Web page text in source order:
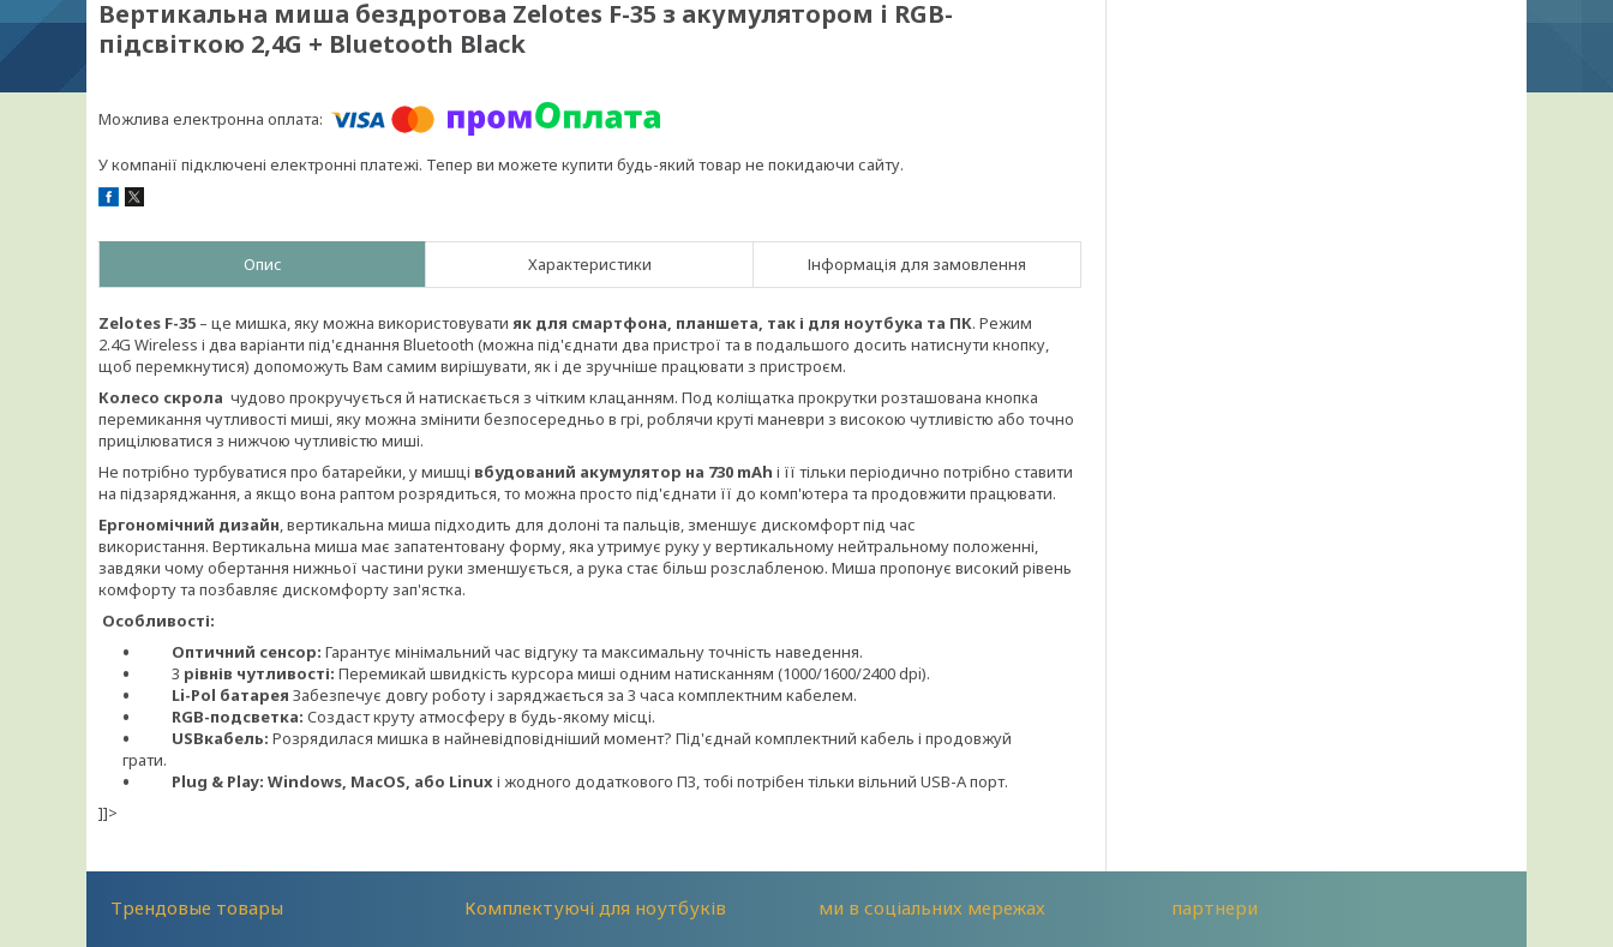
Вертикальна миша бездротова Zelotes F-35 з акумулятором і RGB-
підсвіткою 2,4G + Bluetooth Black
У компанії підключені електронні платежі. Тепер ви можете купити будь-який товар не покидаючи сайту.
Опис Характеристики Інформація для замовлення
Zelotes F-35 – це мишка, яку можна використовувати як для смартфона, планшета, так і для ноутбука та ПК. Режим
2.4G Wireless і два варіанти під'єднання Bluetooth (можна під'єднати два пристрої та в подальшого досить натиснути кнопку,
щоб перемкнутися) допоможуть Вам самим вирішувати, як і де зручніше працювати з пристроєм.
Колесо скрола чудово прокручується й натискається з чітким клацанням. Под коліщатка прокрутки розташована кнопка
перемикання чутливості миші, яку можна змінити безпосередньо в грі, роблячи круті маневри з високою чутливістю або точно
прицілюватися з нижчою чутливістю миші.
Не потрібно турбуватися про батарейки, у мишці вбудований акумулятор на 730 mAh і її тільки періодично потрібно ставити
на підзаряджання, а якщо вона раптом розрядиться, то можна просто під'єднати її до комп'ютера та продовжити працювати.
Ергономічний дизайн, вертикальна миша підходить для долоні та пальців, зменшує дискомфорт під час
використання. Вертикальна миша має запатентовану форму, яка утримує руку у вертикальному нейтральному положенні,
завдяки чому обертання нижньої частини руки зменшується, а рука стає більш розслабленою. Миша пропонує високий рівень
комфорту та позбавляє дискомфорту зап'ястка.
Особливості:
Оптичний сенсор: Гарантує мінімальний час відгуку та максимальну точність наведення.
3 рівнів чутливості: Перемикай швидкість курсора миші одним натисканням (1000/1600/2400 dpi).
Li-Pol батарея Забезпечує довгу роботу і заряджається за 3 часа комплектним кабелем.
RGB-подсветка: Cоздаст круту атмосферу в будь-якому місці.
USBкабель: Розрядилася мишка в найневідповідніший момент? Під'єднай комплектний кабель і продовжуй
грати.
Plug & Play: Windows, MacOS, або Linuxі жодного додаткового ПЗ, тобі потрібен тільки вільний USB-A порт.
]]>
Трендовые товары Комплектуючі для ноутбуків ми в соціальних мережах партнери